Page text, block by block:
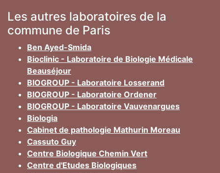
Les autres laboratoires de la
commune de Paris
Ben Ayed-Smida
Bioclinic - Laboratoire de Biologie Médicale
Beauséjour
BIOGROUP - Laboratoire Losserand
BIOGROUP - Laboratoire Ordener
BIOGROUP - Laboratoire Vauvenargues
Biologia
Cabinet de pathologie Mathurin Moreau
Cassuto Guy
Centre Biologique Chemin Vert
Centre d'Etudes Biologiques